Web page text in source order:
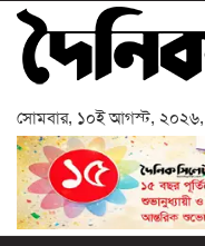
সোমবার, ১০ই আগস্ট, ২০২৬,